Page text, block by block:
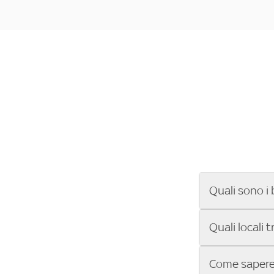
Quali sono i
Se cerchi un
ENILIVE, la
Sky Bar ti
Quali locali
Vuoi sapere
Come